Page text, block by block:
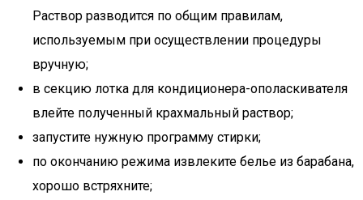
Раствор разводится по общим правилам,
используемым при осуществлении процедуры
вручную;
в секцию лотка для кондиционера-ополаскивателя
влейте полученный крахмальный раствор;
запустите нужную программу стирки;
по окончанию режима извлеките белье из барабана,
хорошо встряхните;